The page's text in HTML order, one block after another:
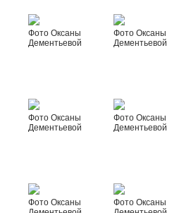
Фото Оксаны
Дементьевой
Фото Оксаны
Дементьевой
Фото Оксаны
Дементьевой
Фото Оксаны
Дементьевой
Фото Оксаны
Фото Оксаны